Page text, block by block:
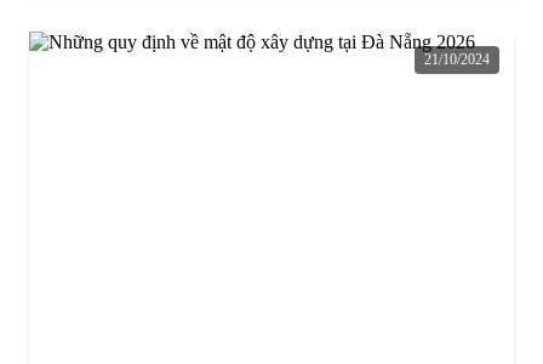
21/10/2024